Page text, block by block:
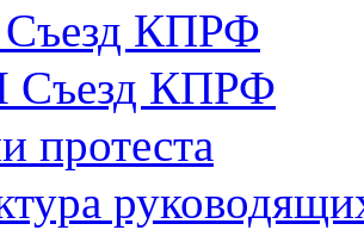
КПРФ
Cъезд КПРФ
протеста